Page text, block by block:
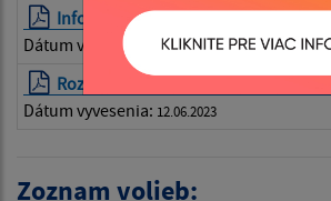
Informácia pre voliča
Dátum vyvesenia: 12.06.2023
Rozhodnutie o vyhlásení volieb
Dátum vyvesenia: 12.06.2023
Zoznam volieb: